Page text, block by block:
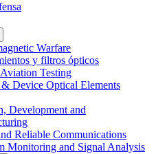
Warfare
y filtros ópticos
Testing
Device Optical Elements
Development and
Reliable Communications
Monitoring and Signal Analysis